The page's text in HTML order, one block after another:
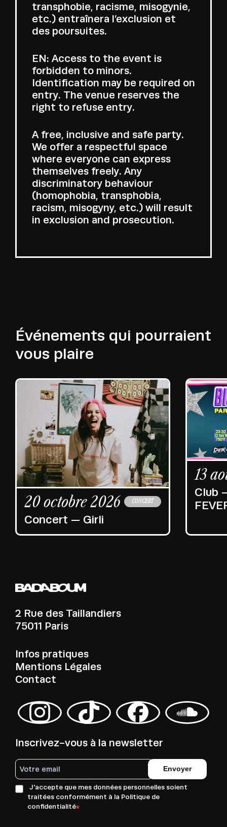
transphobie, racisme, misogynie,
etc.) entraînera l’exclusion et
des poursuites.
EN: Access to the event is
forbidden to minors.
Identification may be required on
entry. The venue reserves the
right to refuse entry.
A free, inclusive and safe party.
We offer a respectful space
where everyone can express
themselves freely. Any
discriminatory behaviour
(homophobia, transphobia,
racism, misogyny, etc.) will result
in exclusion and prosecution.
Événements qui pourraient
vous plaire
20 octobre 2026 CONCERT
Concert — Girli
13
Club
2 Rue des Taillandiers
75011 Paris
Infos pratiques
Mentions Légales
Contact
Inscrivez-vous à la newsletter
Envoyer
J'accepte que mes données personnelles soient
traitées conformément à la Politique de
confidentialité